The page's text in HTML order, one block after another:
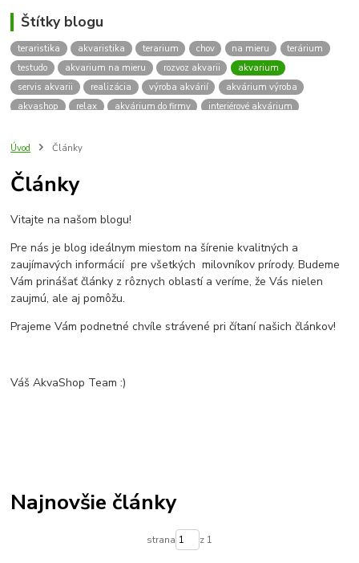
Štítky blogu
teraristika akvaristika terarium chov na mieru
terárium
testudo
akvarium na mieru rozvoz akvarii
akvarium
servis akvarii
realizácia výroba akvárií
akvárium výroba
akvashop
relax akvárium do firmy
interiérové akvárium
insektárium
skrinka
podstavec
Testudo horsfieldii
Korytnačka stepná
zriaďovanie terária
terárium pre suchozemskú korytnačku
želva
korytnačky
Bratislava
vyroba akvarii akvarium dovoz
rozvoz akvarií
záruka na akvárium
Úvod Články
Články
Vitajte na našom blogu!
Pre nás je blog ideálnym miestom na šírenie kvalitných a
zaujímavých informácií pre všetkých milovníkov prírody. Budeme
Vám prinášať články z rôznych oblastí a veríme, že Vás nielen
zaujmú, ale aj pomôžu.
Prajeme Vám podnetné chvíle strávené pri čítaní našich článkov!
Váš AkvaShop Team :)
Najnovšie články
strana z 1